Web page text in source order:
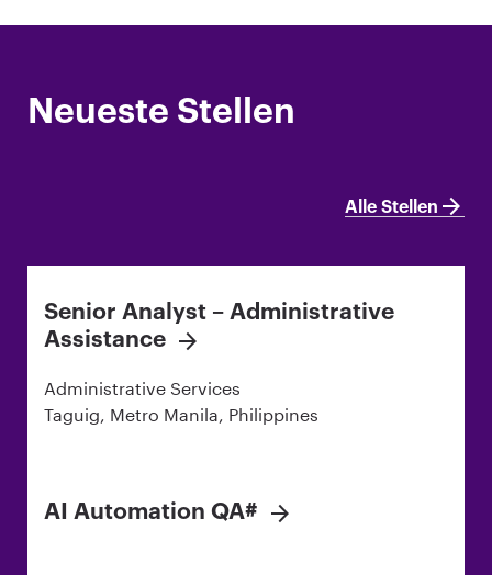
Neueste Stellen
Alle Stellen
Senior Analyst – Administrative
Assistance
Administrative Services
Taguig, Metro Manila, Philippines
AI Automation QA#